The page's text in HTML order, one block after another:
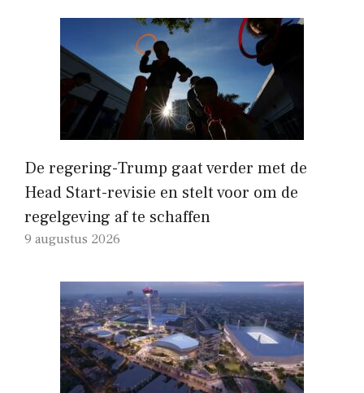
De regering-Trump gaat verder met de
Head Start-revisie en stelt voor om de
regelgeving af te schaffen
9 augustus 2026